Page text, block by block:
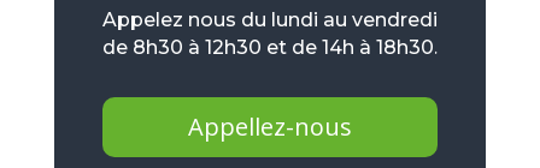
Appelez nous du lundi au vendredi
de 8h30 à 12h30 et de 14h à 18h30.
Appellez-nous